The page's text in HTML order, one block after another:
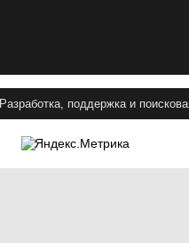
Разработка, поддержка и